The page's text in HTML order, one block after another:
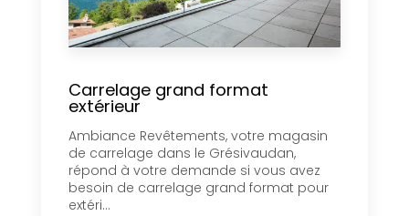
Carrelage grand format
extérieur
Ambiance Revêtements, votre magasin
de carrelage dans le Grésivaudan,
répond à votre demande si vous avez
besoin de carrelage grand format pour
extéri...